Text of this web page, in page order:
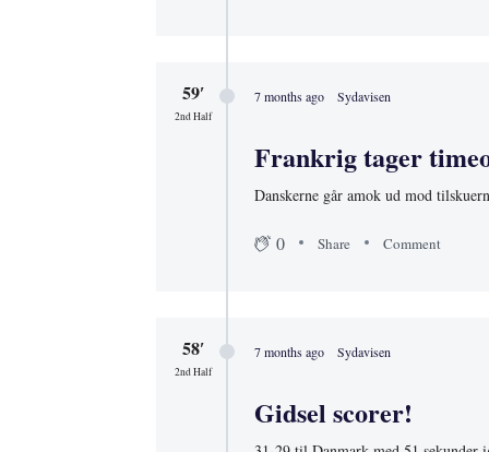
59′
2nd Half
7 months ago Sydavisen
Frankrig tager
Danskerne går amok ud mod
0 Share Comment
58′
2nd Half
7 months ago Sydavisen
Gidsel scorer!